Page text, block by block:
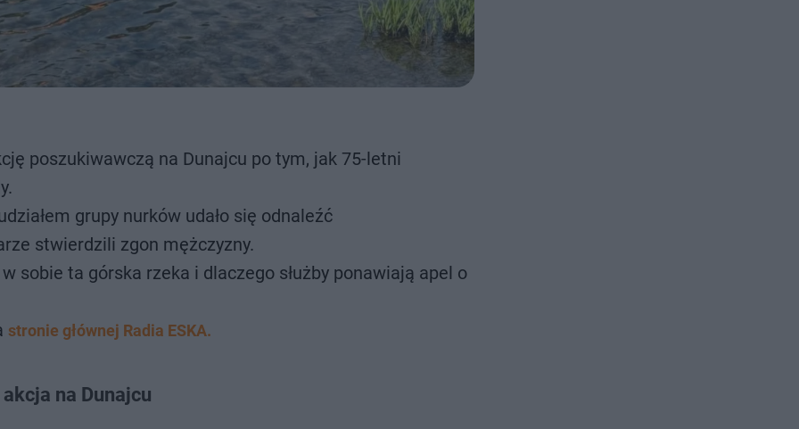
poszukiwawczą na Dunajcu po tym, jak 75-letni
grupy nurków udało się odnaleźć
stwierdzili zgon mężczyzny.
sobie ta górska rzeka i dlaczego służby ponawiają apel o
stronie głównej Radia ESKA.
na Dunajcu